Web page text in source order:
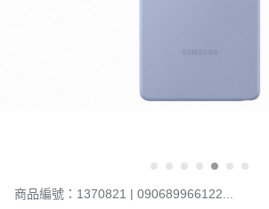
商品編號：1370821 | 090689966122...